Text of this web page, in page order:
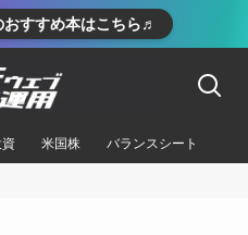
すすめ本はこちら♬
米国株 バランスシート